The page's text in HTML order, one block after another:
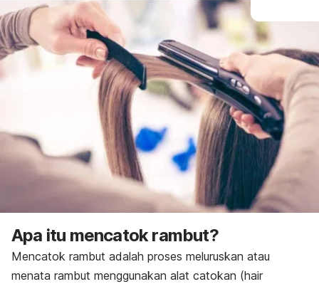
Apa itu mencatok rambut?
Mencatok rambut adalah proses meluruskan atau
menata rambut menggunakan alat catokan (hair